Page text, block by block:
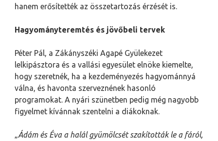
hanem erősítették az összetartozás érzését is.
Hagyományteremtés és jövőbeli tervek
Péter Pál, a Zákányszéki Agapé Gyülekezet
lelkipásztora és a vallási egyesület elnöke kiemelte,
hogy szeretnék, ha a kezdeményezés hagyománnyá
válna, és havonta szerveznének hasonló
programokat. A nyári szünetben pedig még nagyobb
figyelmet kívánnak szentelni a diákoknak.
„Ádám és Éva a halál gyümölcsét szakították le a fáról,